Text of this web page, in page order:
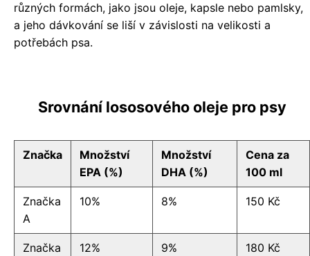
různých formách, jako jsou oleje, kapsle nebo pamlsky,
a jeho dávkování se liší v závislosti na velikosti a
potřebách psa.
Srovnání lososového oleje pro psy
Značka
Množství
EPA (%)
Množství
DHA (%)
Cena za
100 ml
Značka
A
10% 8% 150 Kč
Značka
12% 9% 180 Kč